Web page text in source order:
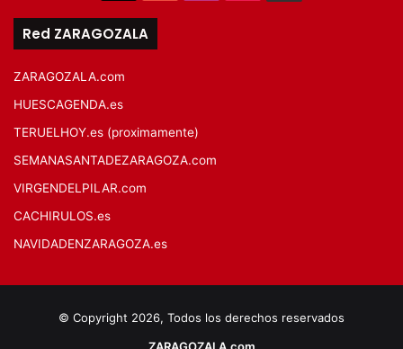
Red ZARAGOZALA
ZARAGOZALA.com
HUESCAGENDA.es
TERUELHOY.es (proximamente)
SEMANASANTADEZARAGOZA.com
VIRGENDELPILAR.com
CACHIRULOS.es
NAVIDADENZARAGOZA.es
© Copyright 2026, Todos los derechos reservados